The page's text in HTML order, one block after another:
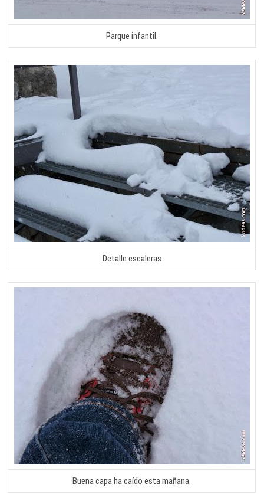
Parque infantil.
Detalle escaleras
Buena capa ha caído esta mañana.